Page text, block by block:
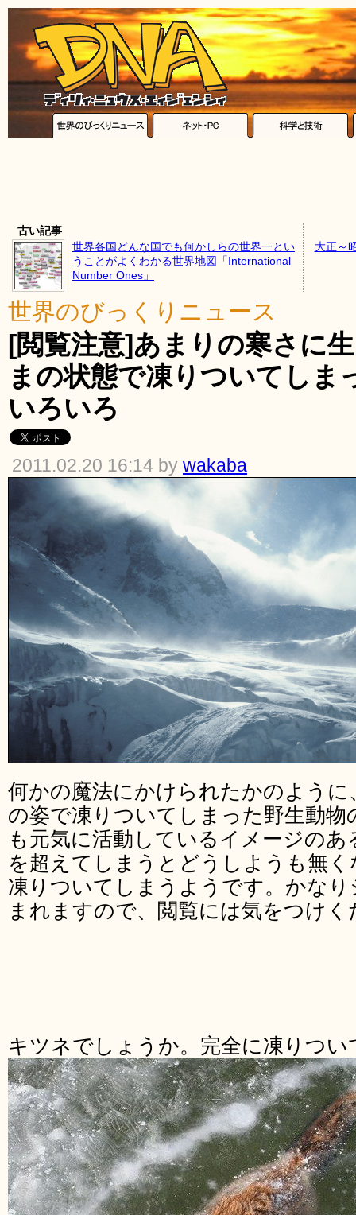
古い記事
世界各国どんな国でも何かしらの世界一とい
うことがよくわかる世界地図「International
Number Ones」
大正～
世界のびっくりニュース
[閲覧注意]あまりの寒さに
まの状態で凍りついてしま
いろいろ
2011.02.20 16:14 by wakaba
何かの魔法にかけられたかのよう
の姿で凍りついてしまった野生動物
も元気に活動しているイメージの
を超えてしまうとどうしようも無
凍りついてしまうようです。かな
まれますので、閲覧には気をつけく
キツネでしょうか。完全に凍りつい